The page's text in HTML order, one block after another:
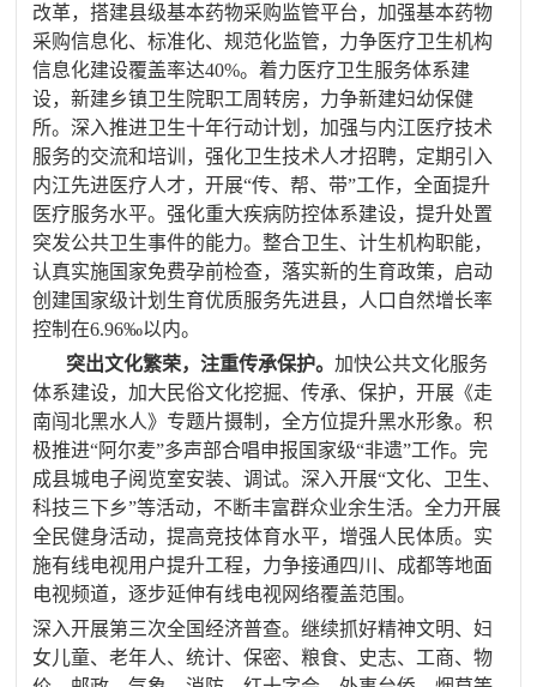
改革，搭建县级基本药物采购监管平台，加强基本药物
采购信息化、标准化、规范化监管，力争医疗卫生机构
信息化建设覆盖率达40%。着力医疗卫生服务体系建
设，新建乡镇卫生院职工周转房，力争新建妇幼保健
所。深入推进卫生十年行动计划，加强与内江医疗技术
服务的交流和培训，强化卫生技术人才招聘，定期引入
内江先进医疗人才，开展“传、帮、带”工作，全面提升
医疗服务水平。强化重大疾病防控体系建设，提升处置
突发公共卫生事件的能力。整合卫生、计生机构职能，
认真实施国家免费孕前检查，落实新的生育政策，启动
创建国家级计划生育优质服务先进县，人口自然增长率
控制在6.96‰以内。
突出文化繁荣，注重传承保护。加快公共文化服务
体系建设，加大民俗文化挖掘、传承、保护，开展《走
南闯北黑水人》专题片摄制，全方位提升黑水形象。积
极推进“阿尔麦”多声部合唱申报国家级“非遗”工作。完
成县城电子阅览室安装、调试。深入开展“文化、卫生、
科技三下乡”等活动，不断丰富群众业余生活。全力开展
全民健身活动，提高竞技体育水平，增强人民体质。实
施有线电视用户提升工程，力争接通四川、成都等地面
电视频道，逐步延伸有线电视网络覆盖范围。
深入开展第三次全国经济普查。继续抓好精神文明、妇
女儿童、老年人、统计、保密、粮食、史志、工商、物